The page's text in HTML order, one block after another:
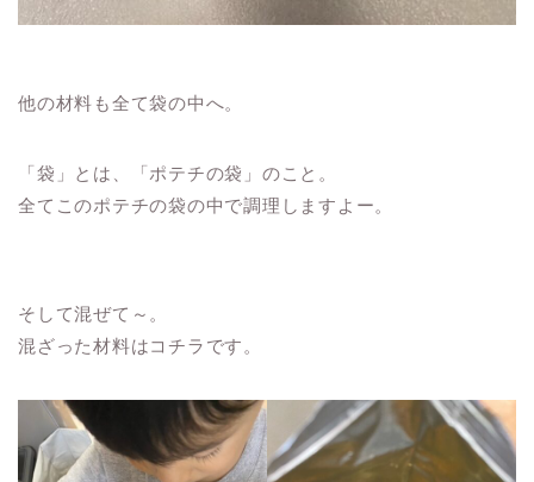
他の材料も全て袋の中へ。
「袋」とは、「ポテチの袋」のこと。
全てこのポテチの袋の中で調理しますよー。
そして混ぜて～。
混ざった材料はコチラです。